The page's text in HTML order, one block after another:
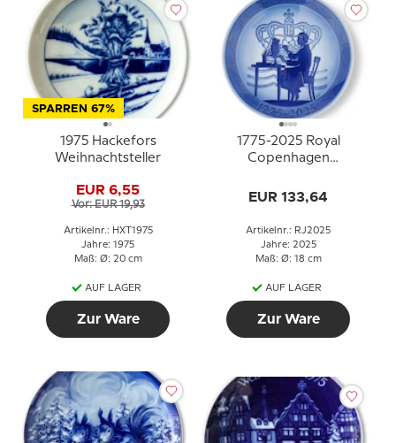
SPARREN 67%
1975 Hackefors
Weihnachtsteller
EUR 6,55
Vor: EUR 19,93
Artikelnr.: HXT1975
Jahre: 1975
Maß: Ø: 20 cm
AUF LAGER
Zur Ware
1775-2025 Royal
Copenhagen
Geburtstag von Royal
EUR 133,64
Artikelnr.: RJ2025
Jahre: 2025
Maß: Ø: 18 cm
AUF LAGER
Zur Ware